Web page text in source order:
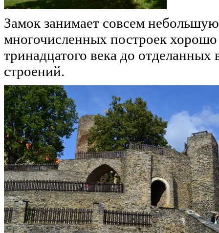
Замок занимает совсем
многочисленных построек
тринадцатого века до
строений.